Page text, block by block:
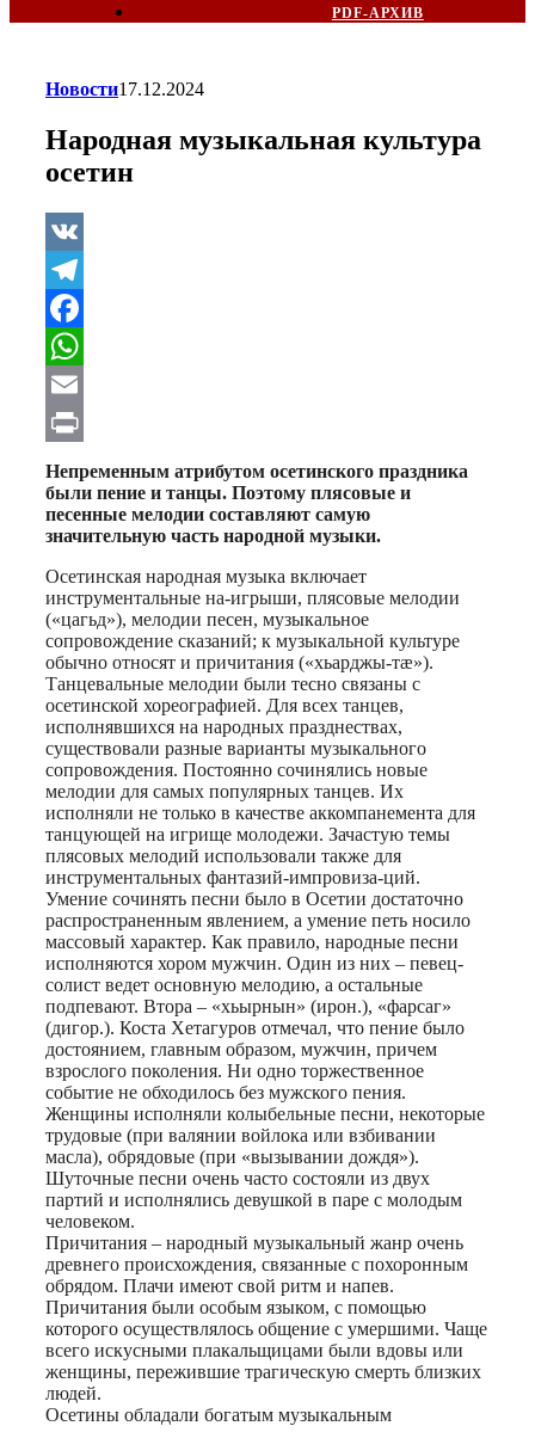
PDF-АРХИВ
Новости17.12.2024
Народная музыкальная культура
осетин
VK
Telegram
Facebook
WhatsApp
Email
Print
Непременным атрибутом осетинского праздника
были пение и танцы. Поэтому плясовые и
песенные мелодии составляют самую
значительную часть народной музыки.
Осетинская народная музыка включает
инструментальные на-игрыши, плясовые мелодии
(«цагьд»), мелодии песен, музыкальное
сопровождение сказаний; к музыкальной культуре
обычно относят и причитания («хьарджы-тæ»).
Танцевальные мелодии были тесно связаны с
осетинской хореографией. Для всех танцев,
исполнявшихся на народных празднествах,
существовали разные варианты музыкального
сопровождения. Постоянно сочинялись новые
мелодии для самых популярных танцев. Их
исполняли не только в качестве аккомпанемента для
танцующей на игрище молодежи. Зачастую темы
плясовых мелодий использовали также для
инструментальных фантазий-импровиза-ций.
Умение сочинять песни было в Осетии достаточно
распространенным явлением, а умение петь носило
массовый характер. Как правило, народные песни
исполняются хором мужчин. Один из них – певец-
солист ведет основную мелодию, а остальные
подпевают. Втора – «хьырнын» (ирон.), «фарсаг»
(дигор.). Коста Хетагуров отмечал, что пение было
достоянием, главным образом, мужчин, причем
взрослого поколения. Ни одно торжественное
событие не обходилось без мужского пения.
Женщины исполняли колыбельные песни, некоторые
трудовые (при валянии войлока или взбивании
масла), обрядовые (при «вызывании дождя»).
Шуточные песни очень часто состояли из двух
партий и исполнялись девушкой в паре с молодым
человеком.
Причитания – народный музыкальный жанр очень
древнего происхождения, связанные с похоронным
обрядом. Плачи имеют свой ритм и напев.
Причитания были особым языком, с помощью
которого осуществлялось общение с умершими. Чаще
всего искусными плакальщицами были вдовы или
женщины, пережившие трагическую смерть близких
людей.
Осетины обладали богатым музыкальным